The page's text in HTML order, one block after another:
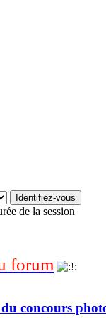
de la session
forum
concours